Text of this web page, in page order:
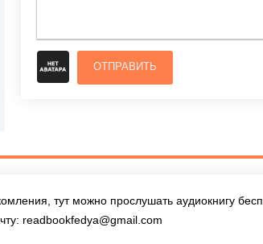
ОТПРАВИТЬ
тут можно прослушать аудиокнигу
readbookfedya@gmail.com